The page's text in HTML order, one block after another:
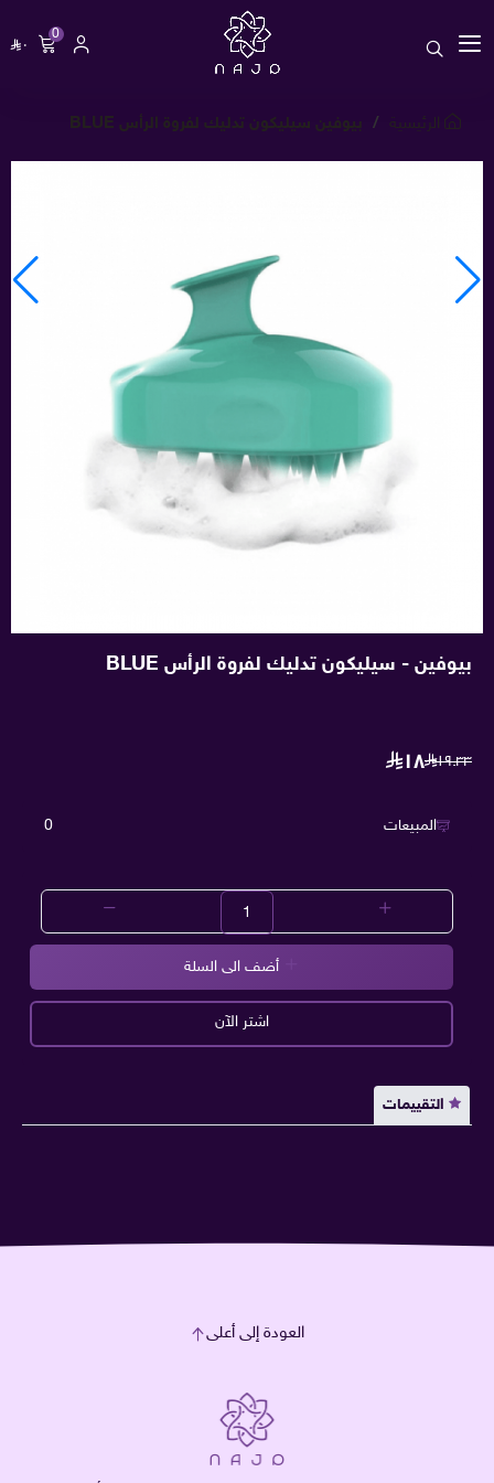
0
٠
الرئيسية بيوفين سيليكون تدليك لفروة الرأس BLUE
بيوفين - سيليكون تدليك لفروة الرأس BLUE
١٩.٣٣ ١٨
المبيعات 0
اشتر الآن
التقييمات
العودة إلى أعلى